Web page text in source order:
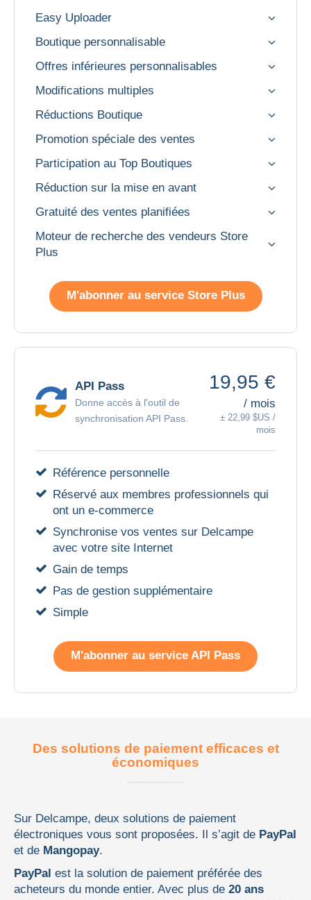
Easy Uploader
Boutique personnalisable
Offres inférieures personnalisables
Modifications multiples
Réductions Boutique
Promotion spéciale des ventes
Participation au Top Boutiques
Réduction sur la mise en avant
Gratuité des ventes planifiées
Moteur de recherche des vendeurs Store
Plus
M'abonner au service Store Plus
API Pass
Donne accès à l'outil de
synchronisation API Pass.
19,95 €
/ mois
± 22,99 $US /
mois
Référence personnelle
Réservé aux membres professionnels qui
ont un e-commerce
Synchronise vos ventes sur Delcampe
avec votre site Internet
Gain de temps
Pas de gestion supplémentaire
Simple
M'abonner au service API Pass
Des solutions de paiement efficaces et
économiques
Sur Delcampe, deux solutions de paiement
électroniques vous sont proposées. Il s’agit de PayPal
et de Mangopay.
PayPal est la solution de paiement préférée des
acheteurs du monde entier. Avec plus de 20 ans